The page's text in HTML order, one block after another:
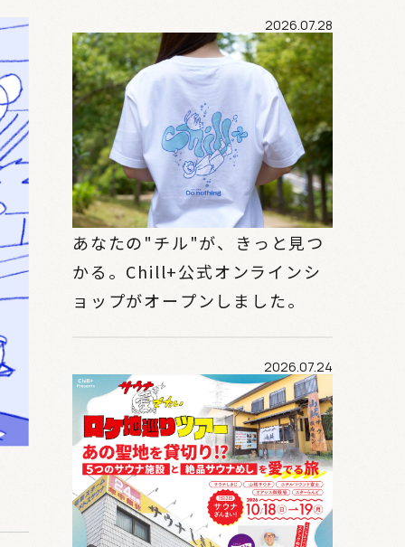
2026.07.28
あなたの"チル"が、きっと見つ
かる。Chill+公式オンラインシ
ョップがオープンしました。
2026.07.24